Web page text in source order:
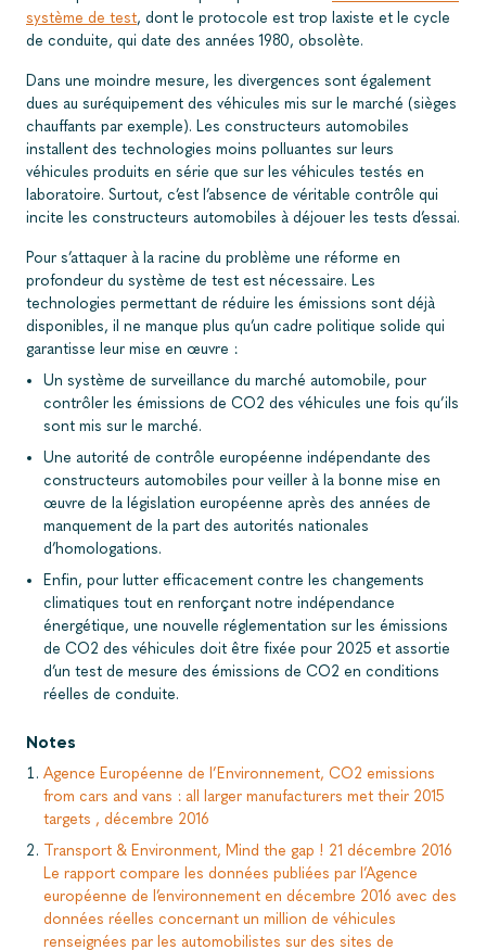
système de test, dont le protocole est trop laxiste et le cycle
de conduite, qui date des années 1980, obsolète.
Dans une moindre mesure, les divergences sont également
dues au suréquipement des véhicules mis sur le marché (sièges
chauffants par exemple). Les constructeurs automobiles
installent des technologies moins polluantes sur leurs
véhicules produits en série que sur les véhicules testés en
laboratoire. Surtout, c’est l’absence de véritable contrôle qui
incite les constructeurs automobiles à déjouer les tests d’essai.
Pour s’attaquer à la racine du problème une réforme en
profondeur du système de test est nécessaire. Les
technologies permettant de réduire les émissions sont déjà
disponibles, il ne manque plus qu’un cadre politique solide qui
garantisse leur mise en œuvre :
Un système de surveillance du marché automobile, pour
contrôler les émissions de CO2 des véhicules une fois qu’ils
sont mis sur le marché.
Une autorité de contrôle européenne indépendante des
constructeurs automobiles pour veiller à la bonne mise en
œuvre de la législation européenne après des années de
manquement de la part des autorités nationales
d’homologations.
Enfin, pour lutter efficacement contre les changements
climatiques tout en renforçant notre indépendance
énergétique, une nouvelle réglementation sur les émissions
de CO2 des véhicules doit être fixée pour 2025 et assortie
d’un test de mesure des émissions de CO2 en conditions
réelles de conduite.
Notes
Agence Européenne de l’Environnement, CO2 emissions
from cars and vans : all larger manufacturers met their 2015
targets , décembre 2016
Transport & Environment, Mind the gap ! 21 décembre 2016
Le rapport compare les données publiées par l’Agence
européenne de l’environnement en décembre 2016 avec des
données réelles concernant un million de véhicules
renseignées par les automobilistes sur des sites de